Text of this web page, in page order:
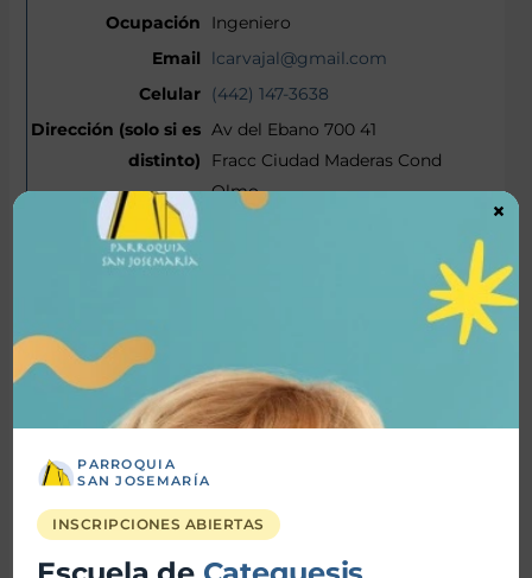
Ingeniero
lcarvajal@gmail.com
(442) 147-3638
Av del Ebano 700 41
Fracc Ciudad Maderas Cond
Olmo
Luis Emiliano Carvajal Rodriguez
Colegio Anglo Americano Santa
11
Bautismo
PARROQUIA
SAN JOSEMARÍA
INSCRIPCIONES ABIERTAS
×